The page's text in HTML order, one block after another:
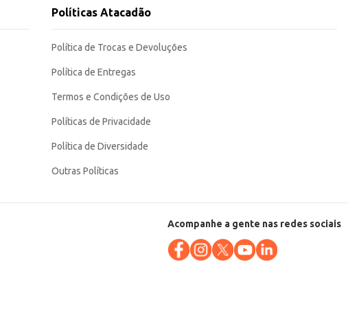
Políticas Atacadão
Política de Trocas e Devoluções
Política de Entregas
Termos e Condições de Uso
Políticas de Privacidade
Política de Diversidade
Outras Políticas
Acompanhe a gente nas redes sociais